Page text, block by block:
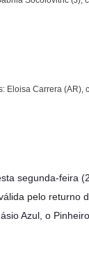
Carrera (AR),
segunda-feira
pelo returno
Azul, o